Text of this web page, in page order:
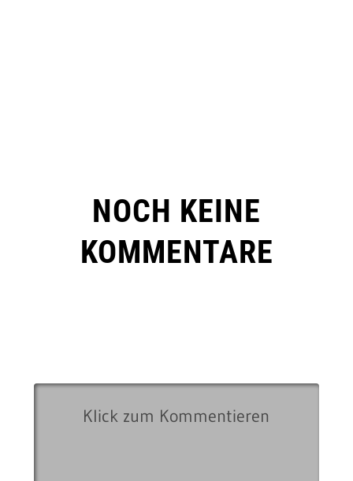
NOCH KEINE
KOMMENTARE